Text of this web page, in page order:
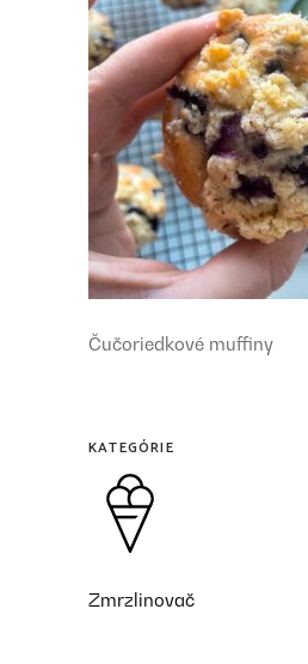
Čučoriedkové muffiny
KATEGÓRIE
Zmrzlinovač